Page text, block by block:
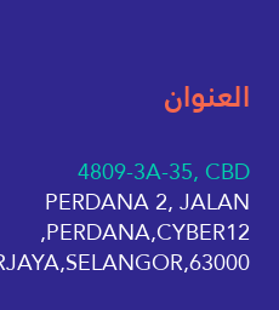
العنوان
4809-3A-35, CBD
PERDANA 2, JALAN
PERDANA,CYBER12,
63000,CYBERJAYA,SELANGOR